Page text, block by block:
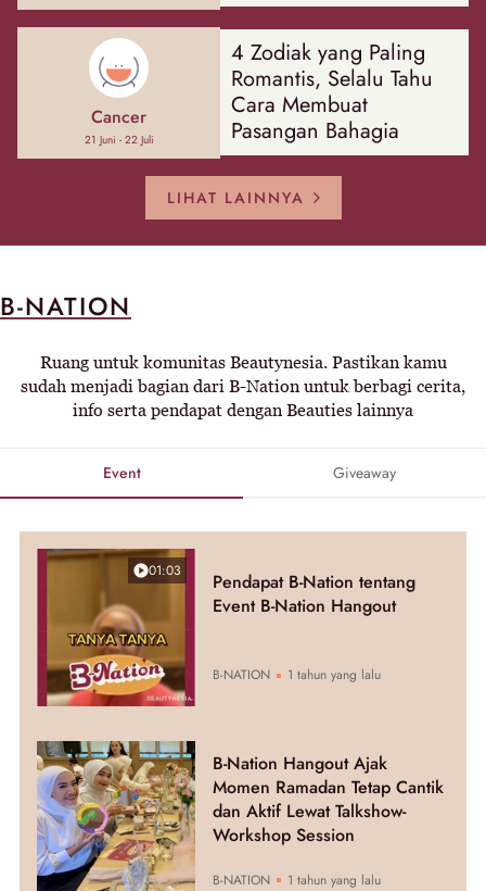
Cancer
21 Juni - 22 Juli
4 Zodiak yang Paling
Romantis, Selalu Tahu
Cara Membuat
Pasangan Bahagia
LIHAT LAINNYA
B-NATION
Ruang untuk komunitas Beautynesia. Pastikan kamu
sudah menjadi bagian dari B-Nation untuk berbagi cerita,
info serta pendapat dengan Beauties lainnya
Event Giveaway
01:03
Pendapat B-Nation tentang
Event B-Nation Hangout
B-NATION 1 tahun yang lalu
B-Nation Hangout Ajak
Momen Ramadan Tetap Cantik
dan Aktif Lewat Talkshow-
Workshop Session
B-NATION 1 tahun yang lalu